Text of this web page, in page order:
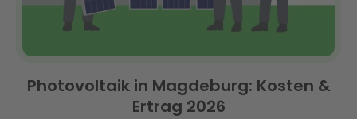
Photovoltaik in Magdeburg: Kosten &
Ertrag 2026